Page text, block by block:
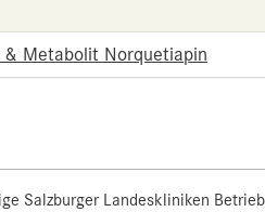
& Metabolit Norquetiapin
Salzburger Landeskliniken